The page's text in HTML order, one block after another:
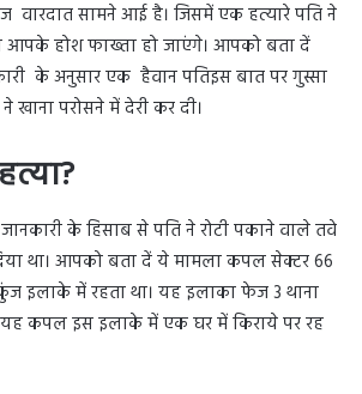
सामने आई है। जिसमें एक हत्यारे पति ने
होश फाख्ता हो जाएंगे। आपको बता दें
के अनुसार एक हैवान पतिइस बात पर गुस्सा
खाना परोसने में देरी कर दी।
के हिसाब से पति ने रोटी पकाने वाले तवे
था। आपको बता दें ये मामला कपल सेक्टर 66
इलाके में रहता था। यह इलाका फेज 3 थाना
यह कपल इस इलाके में एक घर में किराये पर रह